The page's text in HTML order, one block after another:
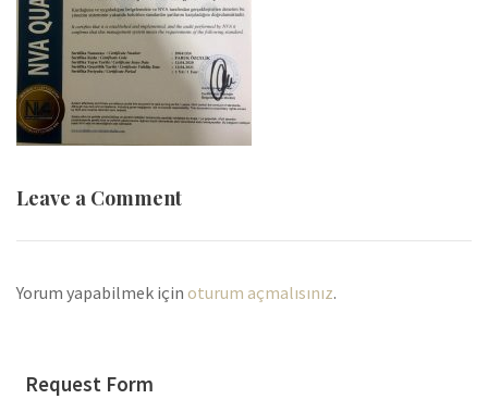
Leave a Comment
Yorum yapabilmek için oturum açmalısınız.
Request Form